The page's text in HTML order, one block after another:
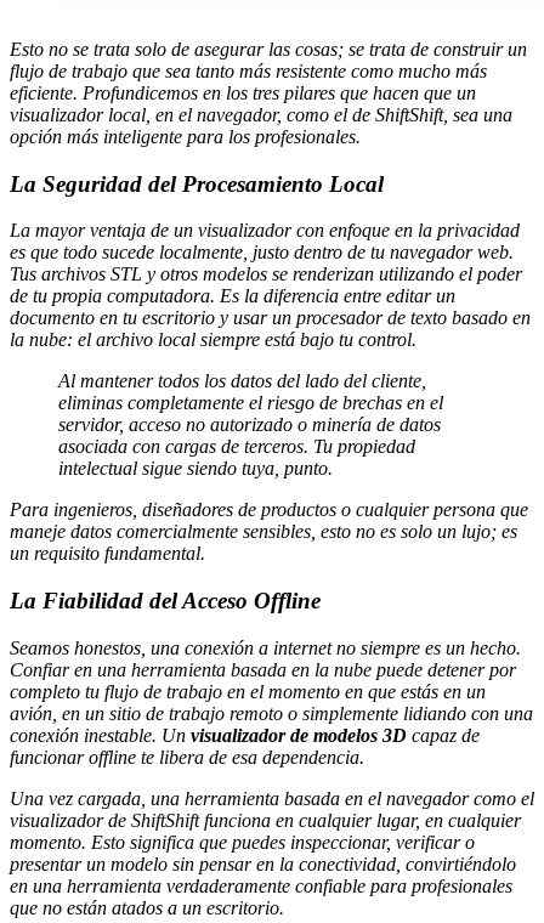
Esto no se trata solo de asegurar las cosas; se trata de construir un
flujo de trabajo que sea tanto más resistente como mucho más
eficiente. Profundicemos en los tres pilares que hacen que un
visualizador local, en el navegador, como el de ShiftShift, sea una
opción más inteligente para los profesionales.
La Seguridad del Procesamiento Local
La mayor ventaja de un visualizador con enfoque en la privacidad
es que todo sucede localmente, justo dentro de tu navegador web.
Tus archivos STL y otros modelos se renderizan utilizando el poder
de tu propia computadora. Es la diferencia entre editar un
documento en tu escritorio y usar un procesador de texto basado en
la nube: el archivo local siempre está bajo tu control.
Al mantener todos los datos del lado del cliente,
eliminas completamente el riesgo de brechas en el
servidor, acceso no autorizado o minería de datos
asociada con cargas de terceros. Tu propiedad
intelectual sigue siendo tuya, punto.
Para ingenieros, diseñadores de productos o cualquier persona que
maneje datos comercialmente sensibles, esto no es solo un lujo; es
un requisito fundamental.
La Fiabilidad del Acceso Offline
Seamos honestos, una conexión a internet no siempre es un hecho.
Confiar en una herramienta basada en la nube puede detener por
completo tu flujo de trabajo en el momento en que estás en un
avión, en un sitio de trabajo remoto o simplemente lidiando con una
conexión inestable. Un visualizador de modelos 3D capaz de
funcionar offline te libera de esa dependencia.
Una vez cargada, una herramienta basada en el navegador como el
visualizador de ShiftShift funciona en cualquier lugar, en cualquier
momento. Esto significa que puedes inspeccionar, verificar o
presentar un modelo sin pensar en la conectividad, convirtiéndolo
en una herramienta verdaderamente confiable para profesionales
que no están atados a un escritorio.